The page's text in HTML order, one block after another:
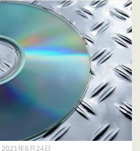
2021年6月24日